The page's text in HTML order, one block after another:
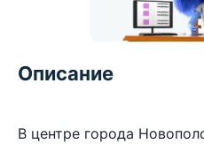
Описание
В центре города